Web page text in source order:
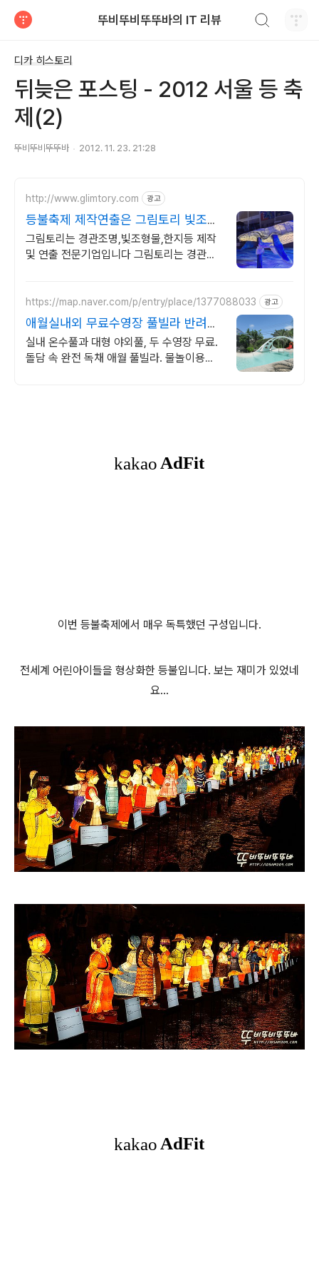
뚜비뚜비뚜뚜바의 IT 리뷰
디카 히스토리
뒤늦은 포스팅 - 2012 서울 등 축
제(2)
뚜비뚜비뚜뚜바 2012. 11. 23. 21:28
http://www.glimtory.com 광고
등불축제 제작연출은 그림토리 빛조형
물.한지등 제작 전문
그림토리는 경관조명,빛조형물,한지등 제작
및 연출 전문기업입니다 그림토리는 경관조
https://map.naver.com/p/entry/place/1377088033 광고
애월실내외 무료수영장 풀빌라 반려견
동반 이국적 감성숙소
실내 온수풀과 대형 야외풀, 두 수영장 무료.
돌담 속 완전 독채 애월 풀빌라. 물놀이용품
이번 등불축제에서 매우 독특했던 구성입니다.
전세계 어린아이들을 형상화한 등불입니다. 보는 재미가 있었네
요...